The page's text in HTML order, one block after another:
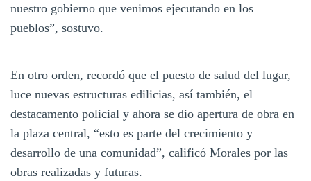
nuestro gobierno que venimos ejecutando en los
pueblos”, sostuvo.
En otro orden, recordó que el puesto de salud del lugar,
luce nuevas estructuras edilicias, así también, el
destacamento policial y ahora se dio apertura de obra en
la plaza central, “esto es parte del crecimiento y
desarrollo de una comunidad”, calificó Morales por las
obras realizadas y futuras.